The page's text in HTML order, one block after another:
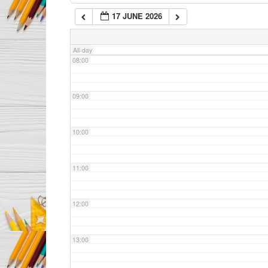
17 JUNE 2026
All-day
07:00
08:00
09:00
10:00
11:00
12:00
13:00